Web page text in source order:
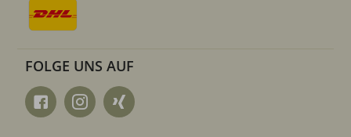
FOLGE UNS AUF